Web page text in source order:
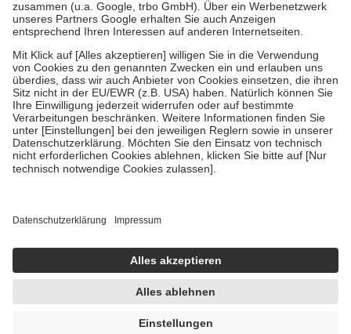
Verordnung.
Um das Engagement der Versicherten für ihre eigene Gesundheit zu
stärken und die besondere Stellung der Familie zu unterstützen,
fallenkeine Zuzahlungenan bei:
• Kindern und Jugendlichen bis zum vollendeten 18. Lebensjahr
mit Ausnahme der Fahrkosten
• Untersuchungen zur Vorsorge und Früherkennung, die von der
GKV getragen werden
• empfohlenen Schutzimpfungen
• Harn- und Blutteststreifen
getroffen, um sicherzustellen, dass es sich um echte Bewertungen
https://help.etrusted.com/hc/de/articles/4419944605341
Einige Bilder und Inhalte wurden unter Zuhilfenahme künstlicher